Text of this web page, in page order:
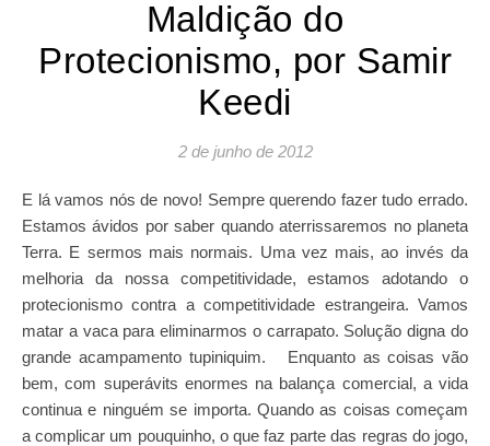
Maldição do
Protecionismo, por Samir
Keedi
2 de junho de 2012
E lá vamos nós de novo! Sempre querendo fazer tudo errado.
Estamos ávidos por saber quando aterrissaremos no planeta
Terra. E sermos mais normais. Uma vez mais, ao invés da
melhoria da nossa competitividade, estamos adotando o
protecionismo contra a competitividade estrangeira. Vamos
matar a vaca para eliminarmos o carrapato. Solução digna do
grande acampamento tupiniquim. Enquanto as coisas vão
bem, com superávits enormes na balança comercial, a vida
continua e ninguém se importa. Quando as coisas começam
a complicar um pouquinho, o que faz parte das regras do jogo,